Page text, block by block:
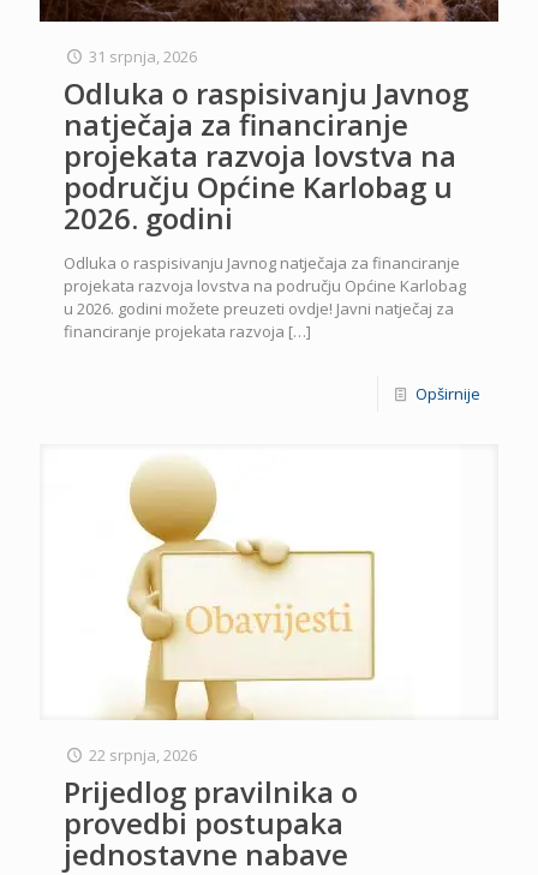
31 srpnja, 2026
Odluka o raspisivanju Javnog
natječaja za financiranje
projekata razvoja lovstva na
području Općine Karlobag u
2026. godini
Odluka o raspisivanju Javnog natječaja za financiranje
projekata razvoja lovstva na području Općine Karlobag
u 2026. godini možete preuzeti ovdje! Javni natječaj za
financiranje projekata razvoja […]
Opširnije
22 srpnja, 2026
Prijedlog pravilnika o
provedbi postupaka
jednostavne nabave